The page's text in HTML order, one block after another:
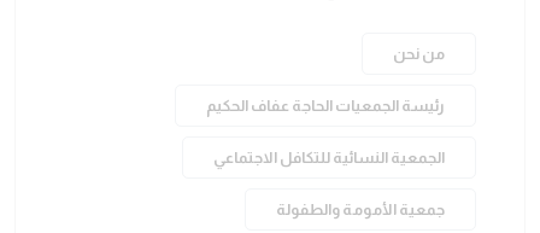
من نحن
رئيسة الجمعيات الحاجة عفاف الحكيم
الجمعية النسائية للتكافل الاجتماعي
جمعية الأمومة والطفولة